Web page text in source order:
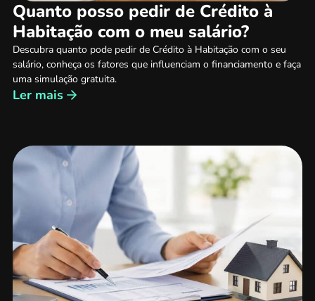
Quanto posso pedir de Crédito à
Habitação com o meu salário?
Descubra quanto pode pedir de Crédito à Habitação com o seu
salário, conheça os fatores que influenciam o financiamento e faça
uma simulação gratuita.
Ler mais